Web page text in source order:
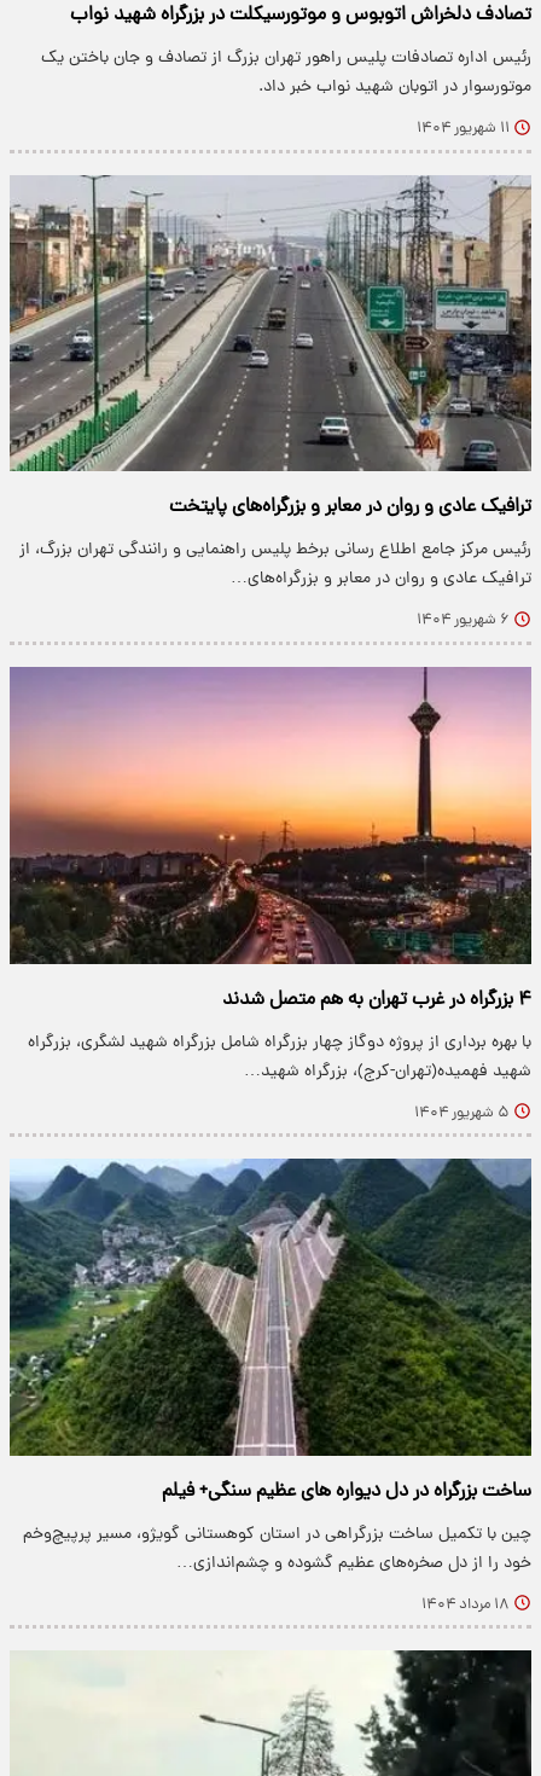
تصادف دلخراش اتوبوس و موتورسیکلت در بزرگراه شهید نواب
رئیس اداره تصادفات پلیس راهور تهران بزرگ از تصادف و جان باختن یک
موتورسوار در اتوبان شهید نواب خبر داد.
۱۱ شهریور ۱۴۰۴
ترافیک عادی و روان در معابر و بزرگراه‌های پایتخت
رئیس مرکز جامع اطلاع رسانی برخط پلیس راهنمایی و رانندگی تهران بزرگ، از
ترافیک عادی و روان در معابر و بزرگراه‌های…
۶ شهریور ۱۴۰۴
۴ بزرگراه در غرب تهران به هم متصل شدند
با بهره برداری از پروژه دوگاز چهار بزرگراه شامل بزرگراه شهید لشگری، بزرگراه
شهید فهمیده(تهران-کرج)، بزرگراه شهید…
۵ شهریور ۱۴۰۴
ساخت بزرگراه در دل دیواره های عظیم سنگی+ فیلم
چین با تکمیل ساخت بزرگراهی در استان کوهستانی گویژو، مسیر پرپیچ‌وخم
خود را از دل صخره‌های عظیم گشوده و چشم‌اندازی…
۱۸ مرداد ۱۴۰۴